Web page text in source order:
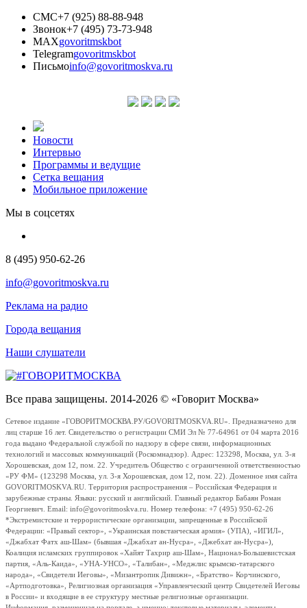
СМС+7 (925) 88-88-948
Звонок+7 (495) 73-73-948
MAXgovoritmskbot
Telegramgovoritmskbot
Письмоinfo@govoritmoskva.ru
Новости
Интервью
Программы и ведущие
Сетка вещания
Мобильное приложение
Мы в соцсетях
8 (495) 950-62-26
info@govoritmoskva.ru
Реклама на радио
Города вещания
Наши слушатели
Все права защищены. 2014-2026 © «Говорит Москва»
Сетевое издание «ГОВОРИТМОСКВА.РУ/GOVORITMOSKVA.RU». Предназначено для
лиц старше 16 лет. Свидетельство о регистрации СМИ Эл № 77-64961 от 04 марта 2016
года выдано Федеральной службой по надзору в сфере связи, информационных
технологий и массовых коммуникаций (Роскомнадзор). Адрес: 123298, Москва, ул. 3-я
Хорошевская, дом 12, пом. 22. Учредитель Общество с ограниченной ответственностью
«РУ ФМ» (123298 Москва, ул. 3-я Хорошевская, дом 12, пом. 22). Доменное имя сайта
GOVORITMOSKVA.RU. Территория распространения – Российская Федерация и
зарубежные страны. Языки: русский и английский. Главный редактор Бабаян Роман
Георгиевич. Email: info@govoritmoskva.ru. Номер телефона: +7 (495) 950-62-26
*Экстремистские и террористические организации, запрещенные в Российской
Федерации: «Правый сектор», «Украинская повстанческая армия» (УПА), «ИГИЛ»,
«Джабхат Фатх аш-Шам» (бывшая «Джабхат ан-Нусра», «Джебхат ан-Нусра»),
Коалиция исламских группировок «Хайят Тахрир аш-Шам», Национал-Большевистская
партия, «Аль-Каида», «УНА-УНСО», «Талибан», «Меджлис крымско-татарского
народа», «Свидетели Иеговы», «Мизантропик Дивижн», «Братство» Корчинского,
«Артподготовка», Религиозная организация «Управленческий центр Свидетелей Иеговы
в России» и входящие в ее структуру местные религиозные организации.